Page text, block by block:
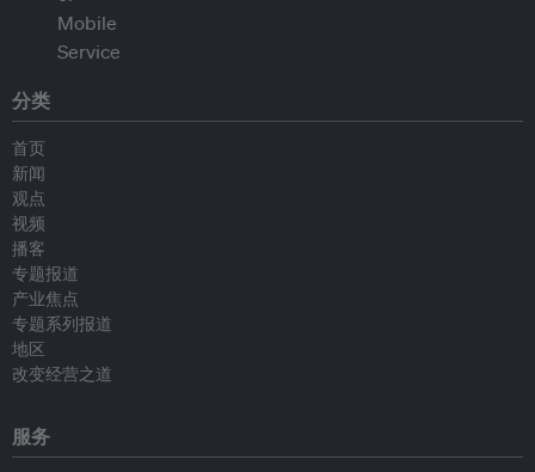
分类
首页
新闻
观点
视频
播客
专题报道
产业焦点
专题系列报道
地区
改变经营之道
服务